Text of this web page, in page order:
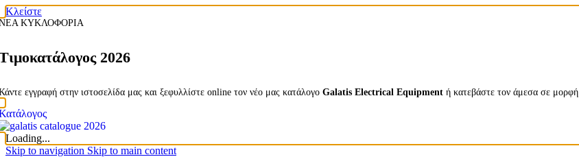
Κλείστε
ΚΥΚΛΟΦΟΡΙΑ
2026
εγγραφή στην ιστοσελίδα μας και ξεφυλλίστε online τον νέο μας κατάλογο Galatis Electrical Equipment ή κατεβάστε τον άμεσα σε μορφή
Loading...
Skip to navigation Skip to main content